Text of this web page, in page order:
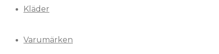
Kläder
Varumärken